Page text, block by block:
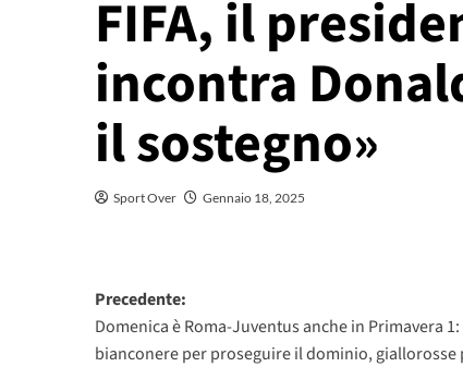
FIFA, il
incontra
il sostegno»
Sport Over Gennaio 18, 2025
Navigazione
articolo
Precedente:
Domenica è Roma-Juventus anche in Primavera 1:
bianconere per proseguire il dominio, giallorosse